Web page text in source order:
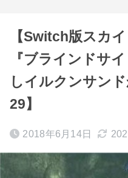
【Switch版スカ
『ブラインドサ
しイルクンサン
29】
2018年6月14日